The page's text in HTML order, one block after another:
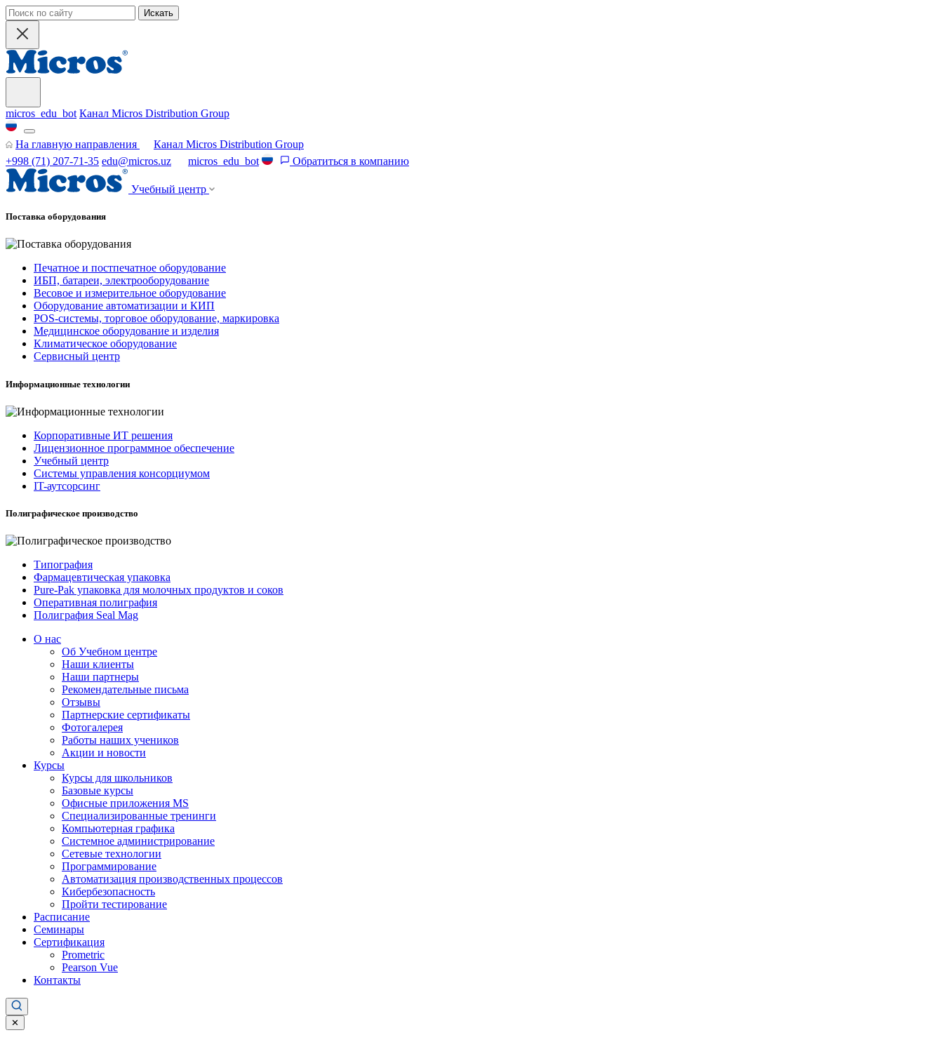
Искать
micros_edu_bot Канал Micros Distribution Group
На главную направления
Канал Micros Distribution Group
+998 (71) 207-71-35 edu@micros.uz micros_edu_bot Обратиться в компанию
Учебный центр
Поставка оборудования
Печатное и постпечатное оборудование
ИБП, батареи, электрооборудование
Весовое и измерительное оборудование
Оборудование автоматизации и КИП
POS-системы, торговое оборудование, маркировка
Медицинское оборудование и изделия
Климатическое оборудование
Сервисный центр
Информационные технологии
Корпоративные ИТ решения
Лицензионное программное обеспечение
Учебный центр
Системы управления консорциумом
IT-аутсорсинг
Полиграфическое производство
Типография
Фармацевтическая упаковка
Pure-Pak упаковка для молочных продуктов и соков
Оперативная полиграфия
Полиграфия Seal Mag
О нас
Об Учебном центре
Наши клиенты
Наши партнеры
Рекомендательные письма
Отзывы
Партнерские сертификаты
Фотогалерея
Работы наших учеников
Акции и новости
Курсы
Курсы для школьников
Базовые курсы
Офисные приложения MS
Специализированные тренинги
Компьютерная графика
Системное администрирование
Сетевые технологии
Программирование
Автоматизация производственных процессов
Кибербезопасность
Пройти тестирование
Расписание
Семинары
Сертификация
Prometric
Pearson Vue
Контакты
✕